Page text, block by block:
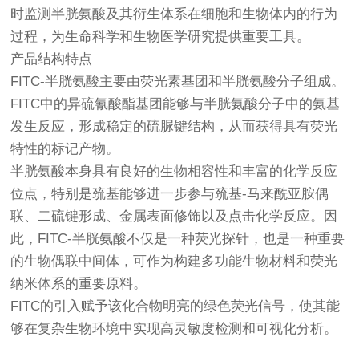
时监测半胱氨酸及其衍生体系在细胞和生物体内的行为
过程，为生命科学和生物医学研究提供重要工具。
产品结构特点
FITC-半胱氨酸主要由荧光素基团和半胱氨酸分子组成。
FITC中的异硫氰酸酯基团能够与半胱氨酸分子中的氨基
发生反应，形成稳定的硫脲键结构，从而获得具有荧光
特性的标记产物。
半胱氨酸本身具有良好的生物相容性和丰富的化学反应
位点，特别是巯基能够进一步参与巯基-马来酰亚胺偶
联、二硫键形成、金属表面修饰以及点击化学反应。因
此，FITC-半胱氨酸不仅是一种荧光探针，也是一种重要
的生物偶联中间体，可作为构建多功能生物材料和荧光
纳米体系的重要原料。
FITC的引入赋予该化合物明亮的绿色荧光信号，使其能
够在复杂生物环境中实现高灵敏度检测和可视化分析。